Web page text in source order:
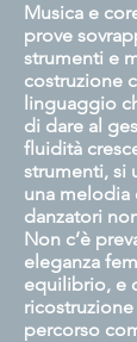
Musica e
prove
strumenti e
costruzione
linguaggio
di dare al
fluidità
strumenti, si
una melodia
danzatori
Non c’è
eleganza
equilibrio, e
ricostruzione
percorso